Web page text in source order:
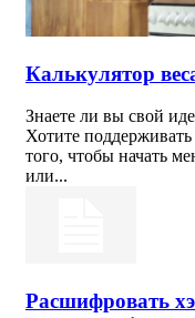
Калькулятор
Знаете ли вы свой
Хотите
того, чтобы начать
или...
Расшифровать